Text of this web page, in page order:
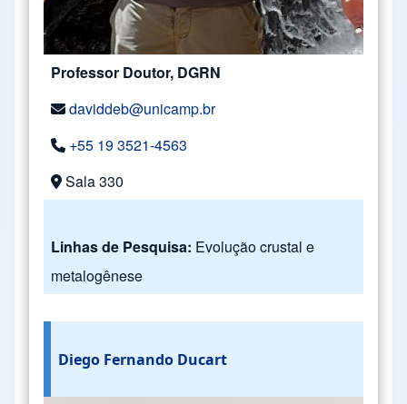
Professor Doutor, DGRN
daviddeb@unicamp.br
+55 19 3521-4563
Sala 330
Linhas de Pesquisa: Evolução crustal e
metalogênese
Diego Fernando Ducart